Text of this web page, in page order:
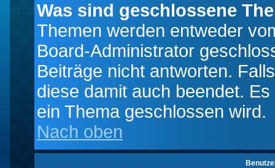
Was sind geschlossene
Themen werden entweder
Board-Administrator
Beiträge nicht antworten.
diese damit auch beendet.
ein Thema geschlossen wird.
Nach oben